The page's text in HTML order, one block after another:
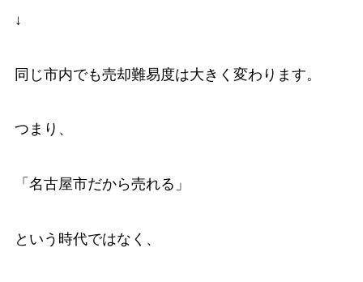
↓
同じ市内でも売却難易度は大きく変わります。
つまり、
「名古屋市だから売れる」
という時代ではなく、